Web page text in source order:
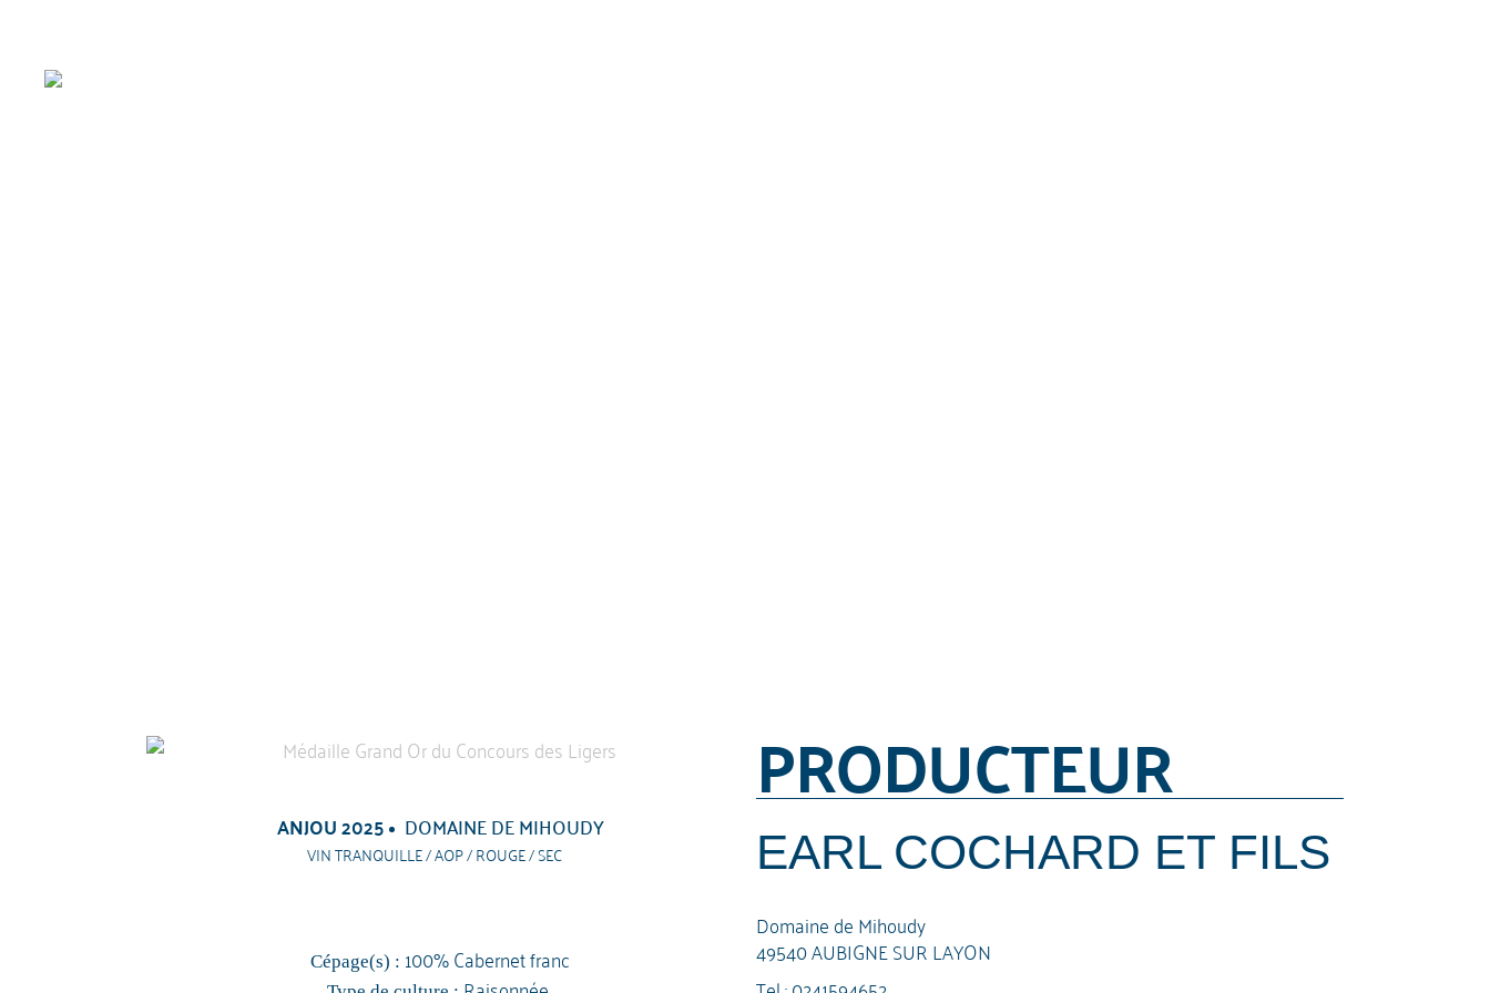
ANJOU 2025 DOMAINE DE MIHOUDY
VIN TRANQUILLE / AOP / ROUGE / SEC
Cépage(s) : 100% Cabernet franc
PRODUCTEUR
EARL COCHARD ET FILS
Domaine de Mihoudy
49540 AUBIGNE SUR LAYON